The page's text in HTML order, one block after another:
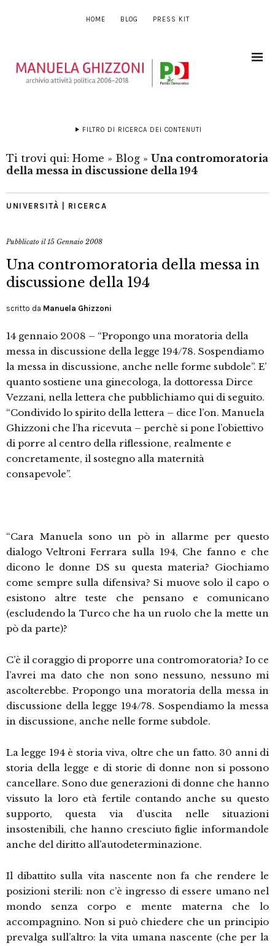
HOME BLOG PRESS KIT
FILTRO DI RICERCA DEI CONTENUTI
Ti trovi qui: Home » Blog » Una contromoratoria
della messa in discussione della 194
UNIVERSITÀ | RICERCA
Pubblicato il15 Gennaio 2008
Una contromoratoria della messa in
discussione della 194
scritto da Manuela Ghizzoni
14 gennaio 2008 – “Propongo una moratoria della
messa in discussione della legge 194/78. Sospendiamo
la messa in discussione, anche nelle forme subdole”. E’
quanto sostiene una ginecologa, la dottoressa Dirce
Vezzani, nella lettera che pubblichiamo qui di seguito.
“Condivido lo spirito della lettera – dice l’on. Manuela
Ghizzoni che l’ha ricevuta – perchè si pone l’obiettivo
di porre al centro della riflessione, realmente e
concretamente, il sostegno alla maternità
consapevole”.
“Cara Manuela sono un pò in allarme per questo
dialogo Veltroni Ferrara sulla 194, Che fanno e che
dicono le donne DS su questa materia? Giochiamo
come sempre sulla difensiva? Si muove solo il capo o
esistono altre teste che pensano e comunicano
(escludendo la Turco che ha un ruolo che la mette un
pò da parte)?
C’è il coraggio di proporre una contromoratoria? Io ce
l’avrei ma dato che non sono nessuno, nessuno mi
ascolterebbe. Propongo una moratoria della messa in
discussione della legge 194/78. Sospendiamo la messa
in discussione, anche nelle forme subdole.
La legge 194 è storia viva, oltre che un fatto. 30 anni di
storia della legge e di storie di donne non si possono
cancellare. Sono due generazioni di donne che hanno
vissuto la loro età fertile contando anche su questo
supporto, questa via d’uscita nelle situazioni
insostenibili, che hanno cresciuto figlie informandole
anche del diritto all’autodeterminazione.
Il dibattito sulla vita nascente non fa che rendere le
posizioni sterili: non c’è ingresso di essere umano nel
mondo senza corpo e mente materna che lo
accompagnino. Non si può chiedere che un principio
prevalga sull’altro: la vita umana nascente (che per la